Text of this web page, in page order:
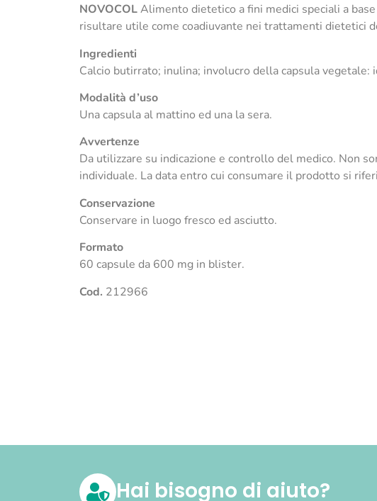
NOVOCOLAlimento dietetico a fini medici speciali a
risultare utile come coadiuvante nei trattamenti dietetici
Ingredienti
Calcio butirrato; inulina; involucro della capsula
Modalità d’uso
Una capsula al mattino ed una la sera.
Avvertenze
Da utilizzare su indicazione e controllo del medico. Non
individuale. La data entro cui consumare il prodotto si
Conservazione
Conservare in luogo fresco ed asciutto.
Formato
60 capsule da 600 mg in blister.
Cod. 212966
Hai bisogno di aiuto?